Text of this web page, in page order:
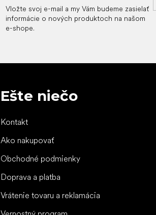
Vložte svoj e-mail a my Vám budeme zasielať
informácie o nových produktoch na našom
e-shope.
Ešte niečo
Kontakt
Ako nakupovať
Obchodné podmienky
Doprava a platba
Vrátenie tovaru a reklamácia